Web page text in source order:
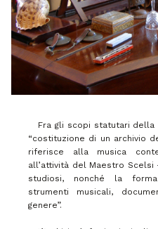
Fra gli scopi statutari della
“costituzione di un archivio
riferisce alla musica
all’attività del Maestro
studiosi, nonché la
strumenti musicali,
genere”.